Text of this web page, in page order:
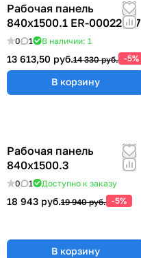
Рабочая панель
840х1500.1 ER-00022377
0 1 В наличии: 1
13 613,50 руб.14 330 руб. -5%
В корзину
Рабочая панель
840х1500.3
0 1 Доступно к заказу
18 943 руб.19 940 руб. -5%
В корзину